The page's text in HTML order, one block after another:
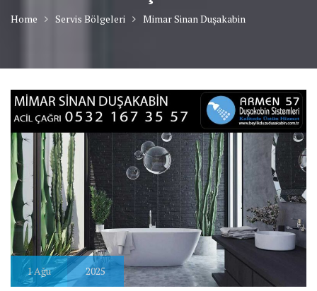
Home Servis Bölgeleri Mimar Sinan Duşakabin
1Ağu 2025